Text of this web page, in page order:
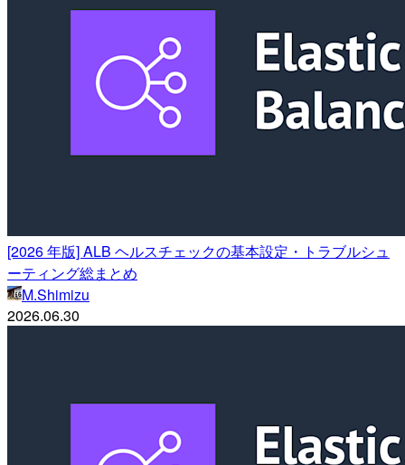
[2026 年版] ALB ヘルスチェックの基本設定・トラブルシュ
ーティング総まとめ
M.Shimizu
2026.06.30